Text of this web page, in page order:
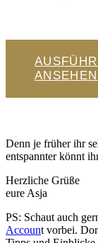
ANSEHEN
Denn je früher ihr
entspannter könnt
Herzliche Grüße
eure Asja
PS: Schaut auch
Account vorbei.